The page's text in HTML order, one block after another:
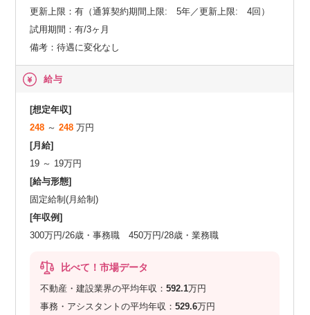
更新上限：有（通算契約期間上限: 5年／更新上限: 4回）
試用期間：有/3ヶ月
備考：待遇に変化なし
給与
[想定年収]
248 ～248 万円
[月給]
19 ～ 19万円
[給与形態]
固定給制(月給制)
[年収例]
300万円/26歳・事務職 450万円/28歳・業務職
比べて！市場データ
不動産・建設業界の平均年収：592.1万円
事務・アシスタントの平均年収：529.6万円